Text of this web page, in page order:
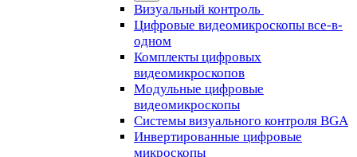
Визуальный контроль
Цифровые видеомикроскопы все-в-
одном
Комплекты цифровых
видеомикроскопов
Модульные цифровые
видеомикроскопы
Cистемы визуального контроля BGA
Инвертированные цифровые
микроскопы